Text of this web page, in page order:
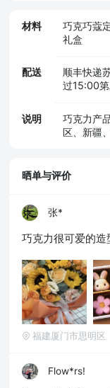
材料
巧克巧蔻
礼盒
配送
顺丰快递
过15:00
说明
巧克力产
区、新疆
晒单与评价
张*
巧克力很可爱的造
福建厦门市思明区
Flow*rs!